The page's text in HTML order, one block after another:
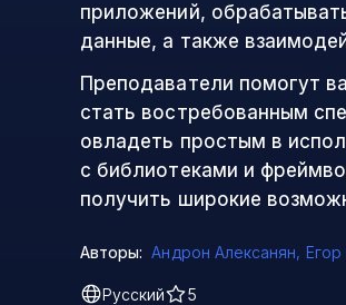
приложений,
данные, а также
Преподаватели помогут
стать востребованным
овладеть простым в
с библиотеками и
получить широкие
Авторы: Андрон Алексанян,
Русский 5